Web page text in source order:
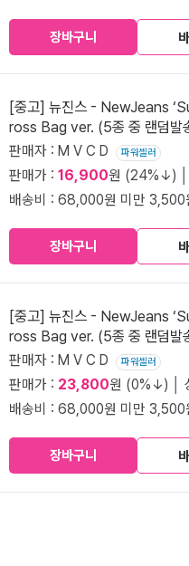
장바구니
[중고] 뉴진스 - NewJeans
ross Bag ver. (5종 중 랜덤발
판매자 : M V C D 파워셀러
판매가 : 16,900원 (24%↓) │
배송비 : 68,000원 미만 3,500
장바구니
[중고] 뉴진스 - NewJeans
ross Bag ver. (5종 중 랜덤발
판매자 : M V C D 파워셀러
판매가 : 23,800원 (0%↓) │
배송비 : 68,000원 미만 3,500
장바구니